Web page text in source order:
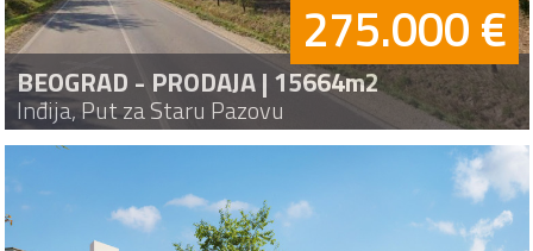
BEOGRAD - PRODAJA | 15664m2
Inđija, Put za Staru Pazovu
275.000 €